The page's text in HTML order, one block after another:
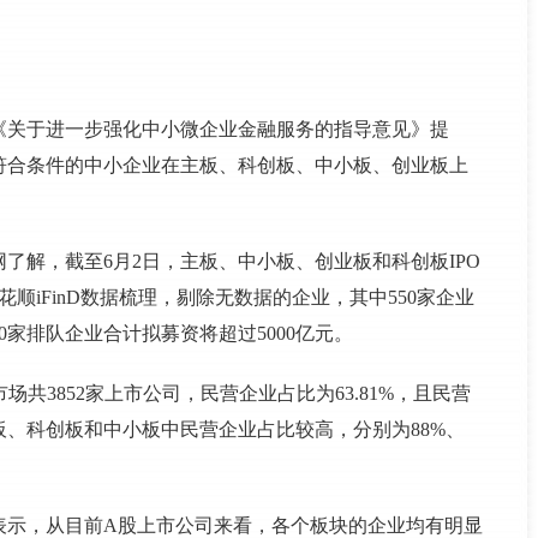
于进一步强化中小微企业金融服务的指导意见》提
条件的中小企业在主板、科创板、中小板、创业板上
解，截至6月2日，主板、中小板、创业板和科创板IPO
顺iFinD数据梳理，剔除无数据的企业，其中550家企业
排队企业合计拟募资将超过5000亿元。
共3852家上市公司，民营企业占比为63.81%，且民营
科创板和中小板中民营企业占比较高，分别为88%、
，从目前A股上市公司来看，各个板块的企业均有明显